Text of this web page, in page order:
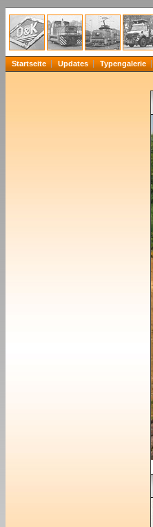
Startseite Updates Typengalerie